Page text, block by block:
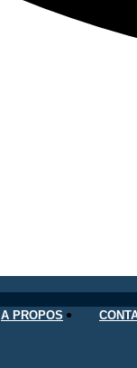
A PROPOS